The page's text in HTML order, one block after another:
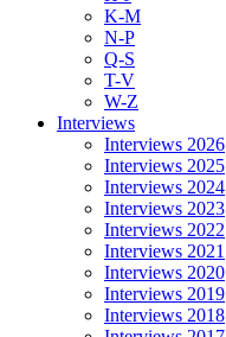
K-M
N-P
Q-S
T-V
W-Z
Interviews
Interviews 2026
Interviews 2025
Interviews 2024
Interviews 2023
Interviews 2022
Interviews 2021
Interviews 2020
Interviews 2019
Interviews 2018